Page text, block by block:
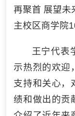
再聚首 展望未
主校区商学院
王宁代表
示热烈的欢迎
支持和关心，
绩和做出的贡